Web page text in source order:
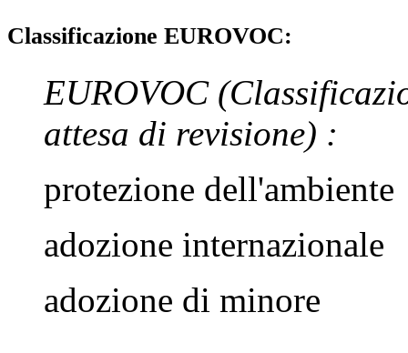
Classificazione EUROVOC:
EUROVOC
attesa di revisione) :
protezione dell'ambiente
adozione internazionale
adozione di minore